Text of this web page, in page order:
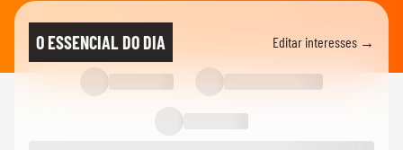
O ESSENCIAL DO DIA Editar interesses →